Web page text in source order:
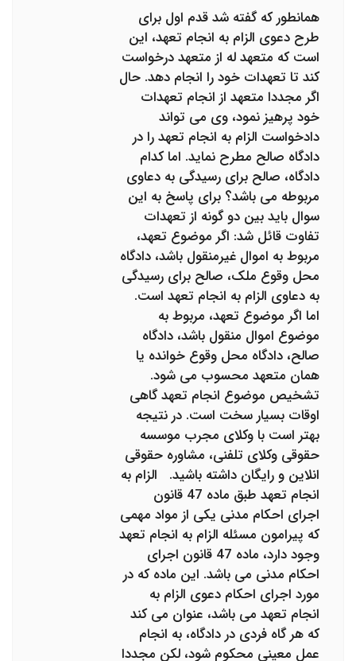
همانطور که گفته شد قدم اول برای
طرح دعوی الزام به انجام تعهد، این
است که متعهد له از متعهد درخواست
کند تا تعهدات خود را انجام دهد. حال
اگر مجددا متعهد از انجام تعهدات
خود پرهیز نمود، وی می تواند
دادخواست الزام به انجام تعهد را در
دادگاه صالح مطرح نماید. اما کدام
دادگاه، صالح برای رسیدگی به دعاوی
مربوطه می باشد؟ برای پاسخ به این
سوال باید بین دو گونه از تعهدات
تفاوت قائل شد: اگر موضوع تعهد،
مربوط به اموال غیرمنقول باشد، دادگاه
محل وقوع ملک، صالح برای رسیدگی
به دعاوی الزام به انجام تعهد است.
اما اگر موضوع تعهد، مربوط به
موضوع اموال منقول باشد، دادگاه
صالح، دادگاه محل وقوع خوانده یا
همان متعهد محسوب می شود.
تشخیص موضوع انجام تعهد گاهی
اوقات بسیار سخت است. در نتیجه
بهتر است با وکلای مجرب موسسه
حقوقی وکلای تلفنی، مشاوره حقوقی
انلاین و رایگان داشته باشید. الزام به
انجام تعهد طبق ماده 47 قانون
اجرای احکام مدنی یکی از مواد مهمی
که پیرامون مسئله الزام به انجام تعهد
وجود دارد، ماده 47 قانون اجرای
احکام مدنی می باشد. این ماده که در
مورد اجرای احکام دعوی الزام به
انجام تعهد می باشد، عنوان می کند
که هر گاه فردی در دادگاه، به انجام
عمل معینی محکوم شود، لکن مجددا